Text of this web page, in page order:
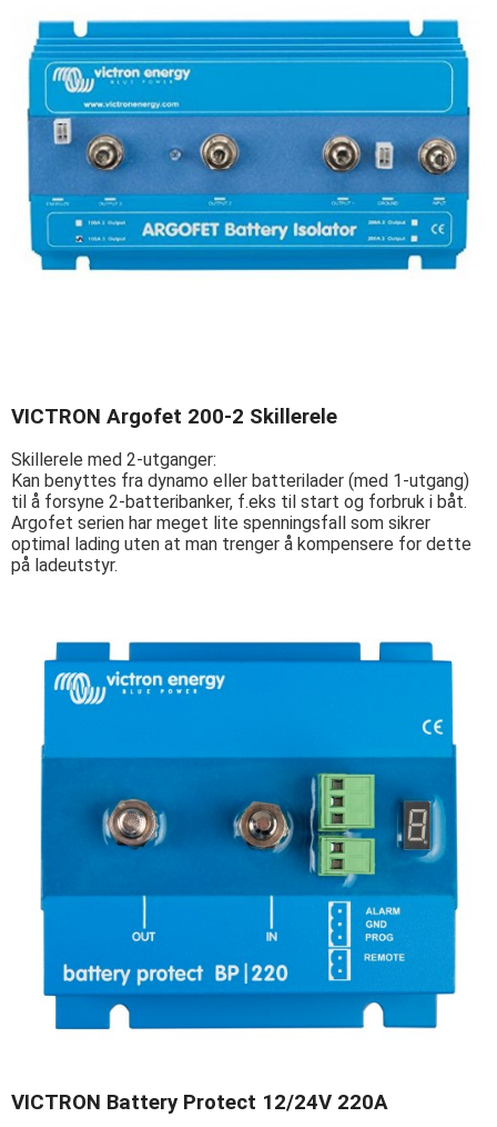
VICTRON Argofet 200-2 Skillerele
Skillerele med 2-utganger:
Kan benyttes fra dynamo eller batterilader (med 1-utgang)
til å forsyne 2-batteribanker, f.eks til start og forbruk i båt.
Argofet serien har meget lite spenningsfall som sikrer
optimal lading uten at man trenger å kompensere for dette
på ladeutstyr.
VICTRON Battery Protect 12/24V 220A